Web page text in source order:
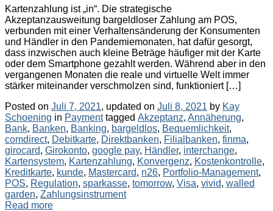
Kartenzahlung ist „in“. Die strategische
Akzeptanzausweitung bargeldloser Zahlung am POS,
verbunden mit einer Verhaltensänderung der Konsumenten
und Händler in den Pandemiemonaten, hat dafür gesorgt,
dass inzwischen auch kleine Beträge häufiger mit der Karte
oder dem Smartphone gezahlt werden. Während aber in den
vergangenen Monaten die reale und virtuelle Welt immer
stärker miteinander verschmolzen sind, funktioniert […]
Posted on Juli 7, 2021, updated on Juli 8, 2021 by Kay
Schoening in Categories
Paymenttagged Tags
Akzeptanz, Annäherung,
Bank, Banken, Banking, bargeldlos, Bequemlichkeit,
comdirect, Debitkarte, Direktbanken, Filialbanken, finma,
girocard, Girokonto, google pay, Händler, interchange,
Kartensystem, Kartenzahlung, Konvergenz, Kostenkontrolle,
Kreditkarte, kunde, Mastercard, n26, Portfolio-Management,
POS, Regulation, sparkasse, tomorrow, Visa, vivid, walled
garden, Zahlungsinstrument
Read more